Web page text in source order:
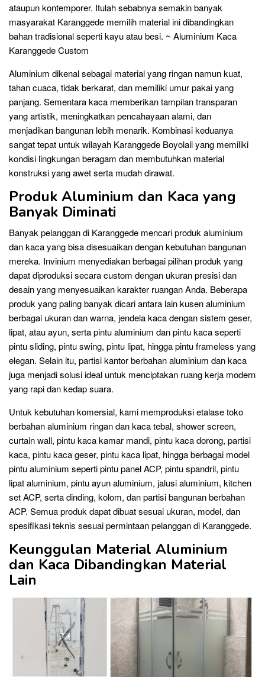
ataupun kontemporer. Itulah sebabnya semakin banyak
masyarakat Karanggede memilih material ini dibandingkan
bahan tradisional seperti kayu atau besi. ~ Aluminium Kaca
Karanggede Custom
Aluminium dikenal sebagai material yang ringan namun kuat,
tahan cuaca, tidak berkarat, dan memiliki umur pakai yang
panjang. Sementara kaca memberikan tampilan transparan
yang artistik, meningkatkan pencahayaan alami, dan
menjadikan bangunan lebih menarik. Kombinasi keduanya
sangat tepat untuk wilayah Karanggede Boyolali yang memiliki
kondisi lingkungan beragam dan membutuhkan material
konstruksi yang awet serta mudah dirawat.
Produk Aluminium dan Kaca yang
Banyak Diminati
Banyak pelanggan di Karanggede mencari produk aluminium
dan kaca yang bisa disesuaikan dengan kebutuhan bangunan
mereka. Invinium menyediakan berbagai pilihan produk yang
dapat diproduksi secara custom dengan ukuran presisi dan
desain yang menyesuaikan karakter ruangan Anda. Beberapa
produk yang paling banyak dicari antara lain kusen aluminium
berbagai ukuran dan warna, jendela kaca dengan sistem geser,
lipat, atau ayun, serta pintu aluminium dan pintu kaca seperti
pintu sliding, pintu swing, pintu lipat, hingga pintu frameless yang
elegan. Selain itu, partisi kantor berbahan aluminium dan kaca
juga menjadi solusi ideal untuk menciptakan ruang kerja modern
yang rapi dan kedap suara.
Untuk kebutuhan komersial, kami memproduksi etalase toko
berbahan aluminium ringan dan kaca tebal, shower screen,
curtain wall, pintu kaca kamar mandi, pintu kaca dorong, partisi
kaca, pintu kaca geser, pintu kaca lipat, hingga berbagai model
pintu aluminium seperti pintu panel ACP, pintu spandril, pintu
lipat aluminium, pintu ayun aluminium, jalusi aluminium, kitchen
set ACP, serta dinding, kolom, dan partisi bangunan berbahan
ACP. Semua produk dapat dibuat sesuai ukuran, model, dan
spesifikasi teknis sesuai permintaan pelanggan di Karanggede.
Keunggulan Material Aluminium
dan Kaca Dibandingkan Material
Lain